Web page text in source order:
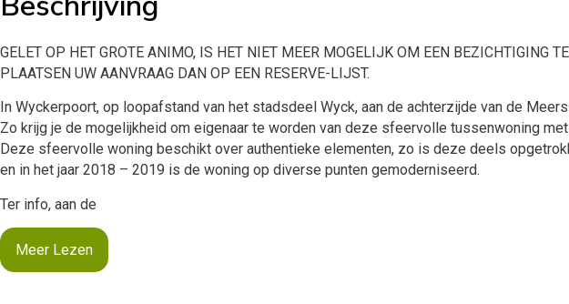
GELET OP HET GROTE ANIMO, IS HET NIET MEER MOGELIJK OM EEN BEZICHTIGING
PLAATSEN UW AANVRAAG DAN OP EEN RESERVE-LIJST.
In Wyckerpoort, op loopafstand van het stadsdeel Wyck, aan de achterzijde van de
Zo krijg je de mogelijkheid om eigenaar te worden van deze sfeervolle tussenwoning
Deze sfeervolle woning beschikt over authentieke elementen, zo is deze deels
en in het jaar 2018 – 2019 is de woning op diverse punten gemoderniseerd.
Ter info, aan de
Meer Lezen